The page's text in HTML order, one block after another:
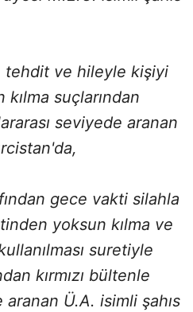
tehdit ve hileyle kişiyi
suçlarından
seviyede aranan
gece vakti silahla
yoksun kılma ve
suretiyle
kırmızı bültenle
aranan Ü.A. isimli şahıs